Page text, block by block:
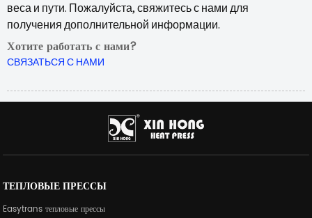
веса и пути. Пожалуйста, свяжитесь с нами для
получения дополнительной информации.
Хотите работать с нами?
СВЯЗАТЬСЯ С НАМИ
ТЕПЛОВЫЕ ПРЕССЫ
Easytrans тепловые прессы